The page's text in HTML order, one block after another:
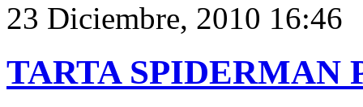
23 Diciembre, 2010 16:46
TARTA SPIDERMAN